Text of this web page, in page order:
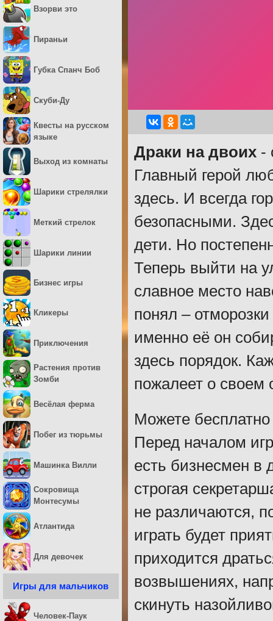
славное место
понял –
именно её он
здесь порядок.
пожалеет о
Можете бесплатно
Перед началом
есть бизнесмен
строгая
не различаются,
играть будет
приходится
возвышениях,
скинуть
самому, чего
максимальный
Взорви это
Пираньи
Губка Спанч Боб
Скуби-Ду
Квесты на русском
языке
Выход из комнаты
Шарики стрелялки
Меткий стрелок
Шарики линии
Бизнес игры
Кликеры
Приключения
Растения против
Зомби
Весёлая ферма
Побег из тюрьмы
Машинка Вилли
Сокровища
Монтесумы
Атлантида
Для девочек
Игры для мальчиков
Человек-Паук